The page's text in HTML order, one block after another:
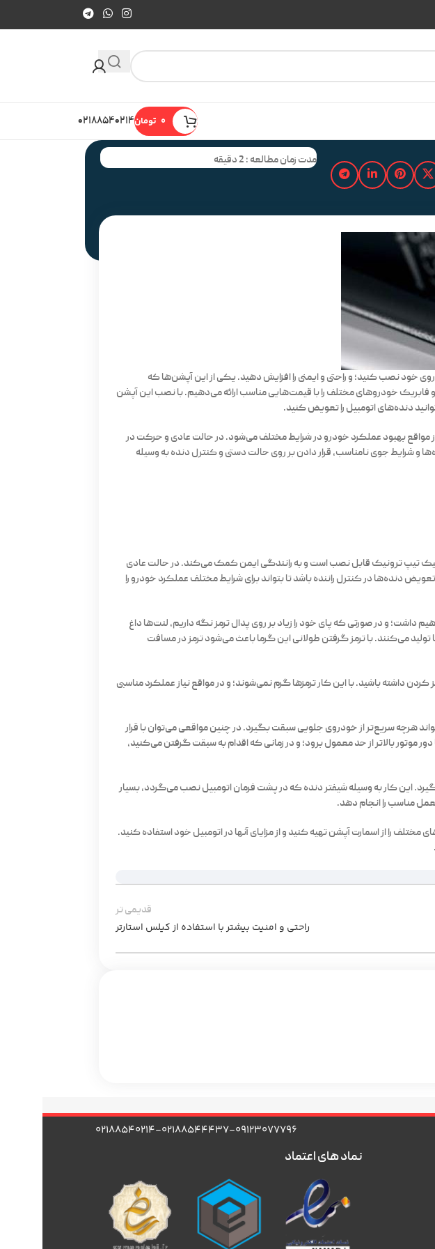
تومان۰۲۱۸۸۵۴۰۲۱۴
مدت زمان مطالعه : 2 دقیقه
خود نصب کنید؛ و راحتی و ایمنی را افزایش دهید. یکی از این آپشن‌ها که
فابریک خودروهای مختلف را با قیمت‌هایی مناسب ارائه می‌دهیم. با نصب این آپشن
دنده‌های اتومبیل را تعویض کنید.
مواقع بهبود عملکرد خودرو در شرایط مختلف می‌شود. در حالت عادی و حرکت در
و شرایط جوی نامناسب، قرار دادن بر روی حالت دستی و کنترل دنده به وسیله
تیپ ترونیک قابل نصب است و به رانندگی ایمن کمک می‌کند. در حالت عادی
دنده‌ها در کنترل راننده باشد تا بتواند برای شرایط مختلف عملکرد خودرو را
و در صورتی که پای خود را زیاد بر روی پدال ترمز نگه داریم، لنت‌ها داغ
می‌کنند. با ترمز گرفتن طولانی این گرما باعث می‌شود ترمز در مسافت
داشته باشید. با این کار ترمزها گرم نمی‌شوند؛ و در مواقع نیاز عملکرد مناسبی
هرچه سریع‌تر از خودروی جلویی سبقت بگیرد. در چنین مواقعی می‌توان با قرار
موتور بالاتر از حد معمول برود؛ و در زمانی که اقدام به سبقت گرفتن می‌کنید،
این کار به وسیله شیفتر دنده که در پشت فرمان اتومبیل نصب می‌گردد، بسیار
مناسب را انجام دهد.
مختلف را از اسمارت آپشن تهیه کنید و از مزایای آنها در اتومبیل خود استفاده کنید.
قدیمی تر
راحتی و امنیت بیشتر با استفاده از کیلس استارتر
۰۲۱۸۸۵۴۰۲۱۴-۰۲۱۸۸۵۴۴۴۳۷-۰۹۱۲۳۰۷۷۷۹۶
نماد های اعتماد